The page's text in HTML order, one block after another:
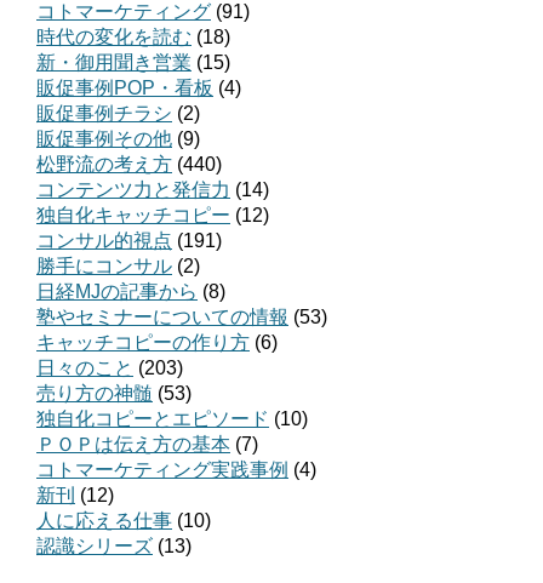
コトマーケティング (91)
時代の変化を読む (18)
新・御用聞き営業 (15)
販促事例POP・看板 (4)
販促事例チラシ (2)
販促事例その他 (9)
松野流の考え方 (440)
コンテンツ力と発信力 (14)
独自化キャッチコピー (12)
コンサル的視点 (191)
勝手にコンサル (2)
日経MJの記事から (8)
塾やセミナーについての情報 (53)
キャッチコピーの作り方 (6)
日々のこと (203)
売り方の神髄 (53)
独自化コピーとエピソード (10)
ＰＯＰは伝え方の基本 (7)
コトマーケティング実践事例 (4)
新刊 (12)
人に応える仕事 (10)
認識シリーズ (13)